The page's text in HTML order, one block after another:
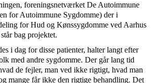
foreningsnetværket De Autoimmune
for Autoimmune Sygdomme) der i
for Hud og Kønssygdomme ved Aarhus
bag projektet.
i dag for disse patienter, halter langt efter
med andre sygdomme. Der går lang tid
de fejler, man ved ikke rigtigt, hvad man
mange får ikke den rigtige behandling. Det